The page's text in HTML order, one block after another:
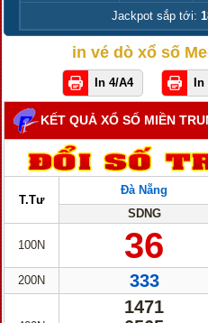
Jackpot sắp tới:
in vé dò xổ số
In 4/A4
KẾT QUẢ XỔ SỐ MIỀN
T.Tư
100N
200N
Đà Nẵng
SDNG
36
333
1471